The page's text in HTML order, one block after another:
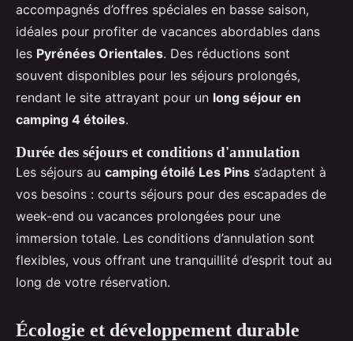
accompagnés d’offres spéciales en basse saison,
idéales pour profiter de vacances abordables dans
les Pyrénées Orientales. Des réductions sont
souvent disponibles pour les séjours prolongés,
rendant le site attrayant pour un long séjour en
camping 4 étoiles.
Durée des séjours et conditions d'annulation
Les séjours au camping étoilé Les Pins s’adaptent à
vos besoins : courts séjours pour des escapades de
week-end ou vacances prolongées pour une
immersion totale. Les conditions d’annulation sont
flexibles, vous offrant une tranquillité d’esprit tout au
long de votre réservation.
Écologie et développement durable